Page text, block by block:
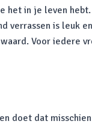
het in je leven
verrassen is leuk
Voor iedere
doet dat